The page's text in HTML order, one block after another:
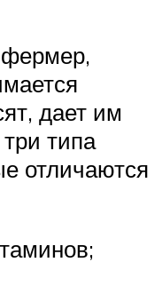
дает им
типа
отличаются